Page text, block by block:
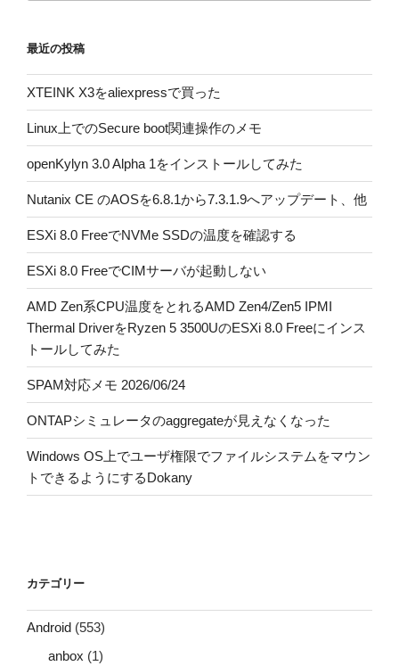
最近の投稿
XTEINK X3をaliexpressで買った
Linux上でのSecure boot関連操作のメモ
openKylyn 3.0 Alpha 1をインストールしてみた
Nutanix CE のAOSを6.8.1から7.3.1.9へアップデート、他
ESXi 8.0 FreeでNVMe SSDの温度を確認する
ESXi 8.0 FreeでCIMサーバが起動しない
AMD Zen系CPU温度をとれるAMD Zen4/Zen5 IPMI
Thermal DriverをRyzen 5 3500UのESXi 8.0 Freeにインス
トールしてみた
SPAM対応メモ 2026/06/24
ONTAPシミュレータのaggregateが見えなくなった
Windows OS上でユーザ権限でファイルシステムをマウン
トできるようにするDokany
カテゴリー
Android (553)
anbox (1)